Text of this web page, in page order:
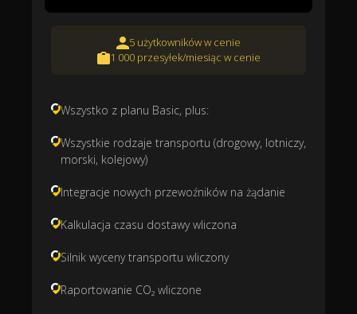
5 użytkowników w cenie
1 000 przesyłek/miesiąc w cenie
Wszystko z planu Basic, plus:
Wszystkie rodzaje transportu (drogowy, lotniczy,
morski, kolejowy)
Integracje nowych przewoźników na żądanie
Kalkulacja czasu dostawy wliczona
Silnik wyceny transportu wliczony
Raportowanie CO₂ wliczone